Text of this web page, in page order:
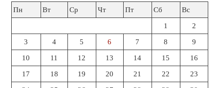
Пн
Вт Ср Чт Пт Сб Вс
1 2
3 4 5 6 7 8 9
10 11 12 13 14 15 16
17 18 19 20 21 22 23